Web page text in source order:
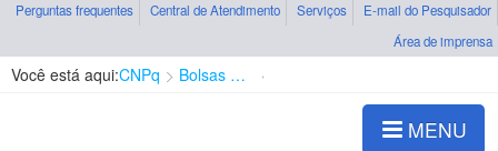
Perguntas frequentes Central de Atendimento Serviços
E-mail do Pesquisador
Área de imprensa
Você está aqui:CNPq Bolsas e Auxílios Vigentes
MENU